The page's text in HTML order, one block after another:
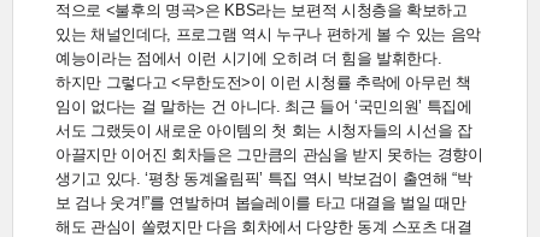
적으로 <불후의 명곡>은 KBS라는 보편적 시청층을 확보하고
있는 채널인데다, 프로그램 역시 누구나 편하게 볼 수 있는 음악
예능이라는 점에서 이런 시기에 오히려 더 힘을 발휘한다.
하지만 그렇다고 <무한도전>이 이런 시청률 추락에 아무런 책
임이 없다는 걸 말하는 건 아니다. 최근 들어 ‘국민의원’ 특집에
서도 그랬듯이 새로운 아이템의 첫 회는 시청자들의 시선을 잡
아끌지만 이어진 회차들은 그만큼의 관심을 받지 못하는 경향이
생기고 있다. ‘평창 동계올림픽’ 특집 역시 박보검이 출연해 “박
보 검나 웃겨!”를 연발하며 봅슬레이를 타고 대결을 벌일 때만
해도 관심이 쏠렸지만 다음 회차에서 다양한 동계 스포츠 대결